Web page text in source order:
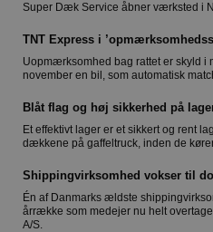
Super Dæk Service åbner værksted i
TNT Express i
Uopmærksomhed bag rattet er skyld i
november en bil, som automatisk
Blåt flag og høj sikkerhed på
Et effektivt lager er et sikkert og rent
dækkene på gaffeltruck, inden de
Shippingvirksomhed vokser til
Én af Danmarks ældste
årrække som medejer nu helt
A/S.